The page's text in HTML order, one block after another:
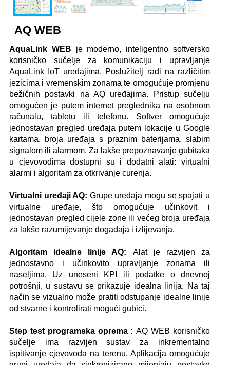
AQ WEB
AquaLink WEB je moderno, inteligentno softversko
korisničko sučelje za komunikaciju i upravljanje
AquaLink IoT uređajima. Poslužitelj radi na različitim
jezicima i vremenskim zonama te omogućuje promjenu
bežičnih postavki na AQ uređajima. Pristup sučelju
omogućen je putem internet preglednika na osobnom
računalu, tabletu ili telefonu. Softver omogućuje
jednostavan pregled uređaja putem lokacije u Google
kartama, broja uređaja s praznim baterijama, slabim
signalom ili alarmom. Za lakše prepoznavanje gubitaka
u cjevovodima dostupni su i dodatni alati: virtualni
alarmi i algoritam za otkrivanje curenja.
Virtualni uređaji AQ: Grupe uređaja mogu se spajati u
virtualne uređaje, što omogućuje učinkovit i
jednostavan pregled cijele zone ili većeg broja uređaja
za lakše razumijevanje događaja i izlijevanja.
Algoritam idealne linije AQ: Alat je razvijen za
jednostavno i učinkovito upravljanje zonama ili
naseljima. Uz uneseni KPI ili podatke o dnevnoj
potrošnji, u sustavu se prikazuje idealna linija. Na taj
način se vizualno može pratiti odstupanje idealne linije
od stvarne i kontrolirati mogući gubici.
Step test programska oprema :AQ WEB korisničko
sučelje ima razvijen sustav za inkrementalno
ispitivanje cjevovoda na terenu. Aplikacija omogućuje